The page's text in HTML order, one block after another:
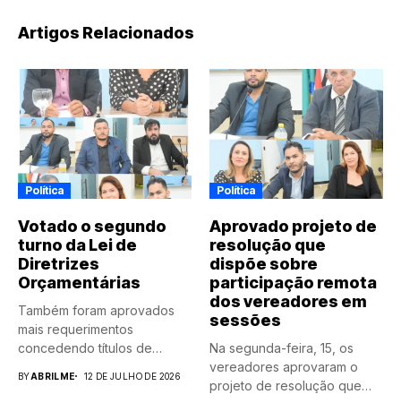
Artigos Relacionados
Política
Votado o segundo
turno da Lei de
Diretrizes
Orçamentárias
Também foram aprovados
mais requerimentos
concedendo títulos de
BYABRILME 12 DE JULHO DE 2026
Política
Aprovado projeto de
resolução que
dispõe sobre
participação remota
dos vereadores em
sessões
Na segunda-feira, 15, os
vereadores aprovaram o
projeto de resolução que